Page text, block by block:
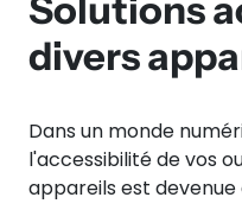
Solutions
divers
Dans un monde
l'accessibilité de vos
appareils est devenue